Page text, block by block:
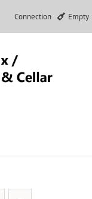
Connection Empty